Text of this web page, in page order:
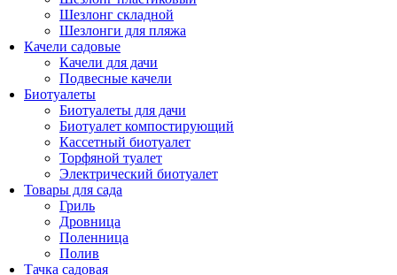
Шезлонг складной
Шезлонги для пляжа
Качели садовые
Качели для дачи
Подвесные качели
Биотуалеты
Биотуалеты для дачи
Биотуалет компостирующий
Кассетный биотуалет
Торфяной туалет
Электрический биотуалет
Товары для сада
Гриль
Дровница
Поленница
Полив
Тачка садовая